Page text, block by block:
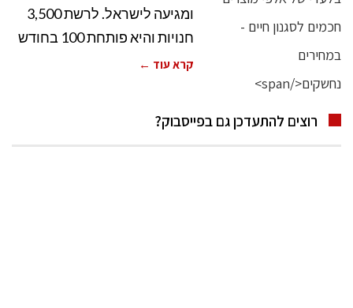
ומגיעה לישראל. לרשת 3,500
חנויות והיא פותחת 100 בחודש
קרא עוד ←
רוצים להתעדכן גם בפייסבוק?